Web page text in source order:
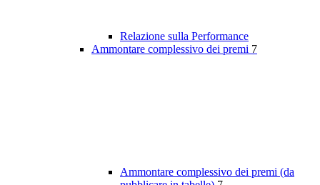
Relazione sulla Performance
Ammontare complessivo dei premi 7
Ammontare complessivo dei premi (da